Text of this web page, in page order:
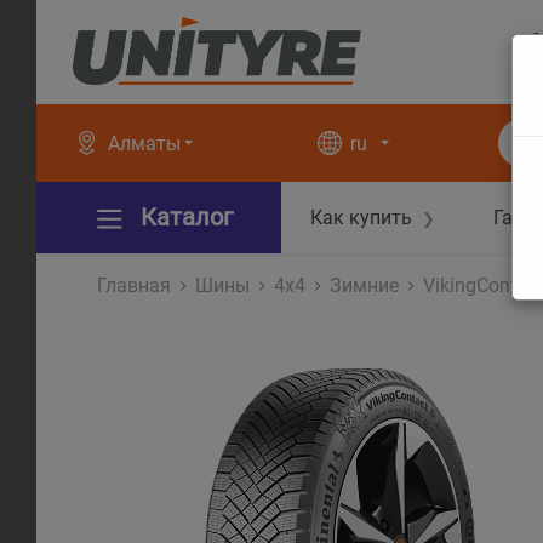
Алматы ru
Каталог Как купить ❯
Главная Шины 4x4 Зимние VikingContact